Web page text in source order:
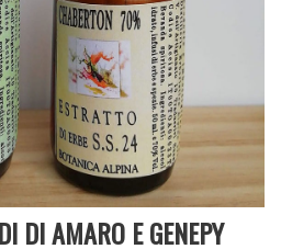
DI AMARO E GENEPY